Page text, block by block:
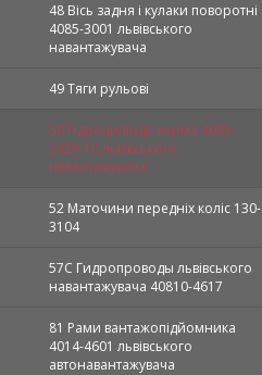
48 Вісь задня і кулаки поворотні
4085-3001 львівського
навантажувача
49 Тяги рульові
50 Гідроциліндр керма 4085-
3429-10 львівського
навантажувача
52 Маточини передніх коліс 130-
3104
57С Гидропроводы львівського
навантажувача 40810-4617
81 Рами вантажопідйомника
4014-4601 львівського
автонавантажувача